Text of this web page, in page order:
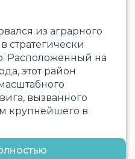
из аграрного
стратегически
Расположенный на
этот район
вызванного
крупнейшего в